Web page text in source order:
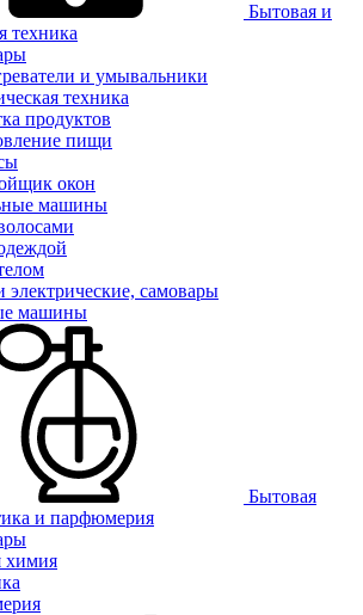
Бытовая и
техника
и умывальники
техника
продуктов
пищи
окон
машины
электрические, самовары
машины
Бытовая
и парфюмерия
химия